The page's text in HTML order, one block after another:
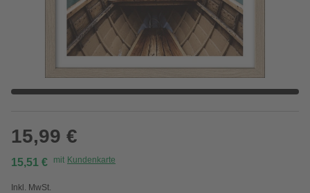
15,99 €
15,51 € mit Kundenkarte
Inkl. MwSt.